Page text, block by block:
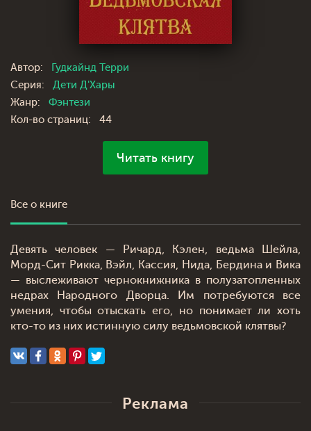
Автор:
Гудкайнд Терри
Серия:
Дети Д'Хары
Жанр:
Фэнтези
Кол-во страниц:
44
Читать книгу
Все о книге
Девять человек — Ричард, Кэлен, ведьма Шейла,
Морд-Сит Рикка, Вэйл, Кассия, Нида, Бердина и Вика
— выслеживают чернокнижника в полузатопленных
недрах Народного Дворца. Им потребуются все
умения, чтобы отыскать его, но понимает ли хоть
кто-то из них истинную силу ведьмовской клятвы?
Реклама